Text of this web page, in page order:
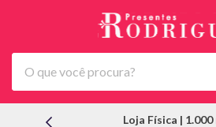
O que você procura?
Loja Física | 1.000 m2